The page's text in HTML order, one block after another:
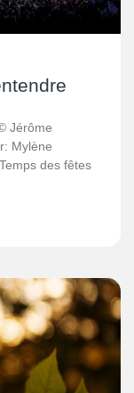
Jérôme
Mylène
des fêtes